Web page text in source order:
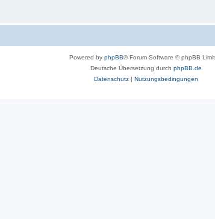
Powered by phpBB® Forum Software © phpBB
Deutsche Übersetzung durch phpBB.de
Datenschutz| Nutzungsbedingungen